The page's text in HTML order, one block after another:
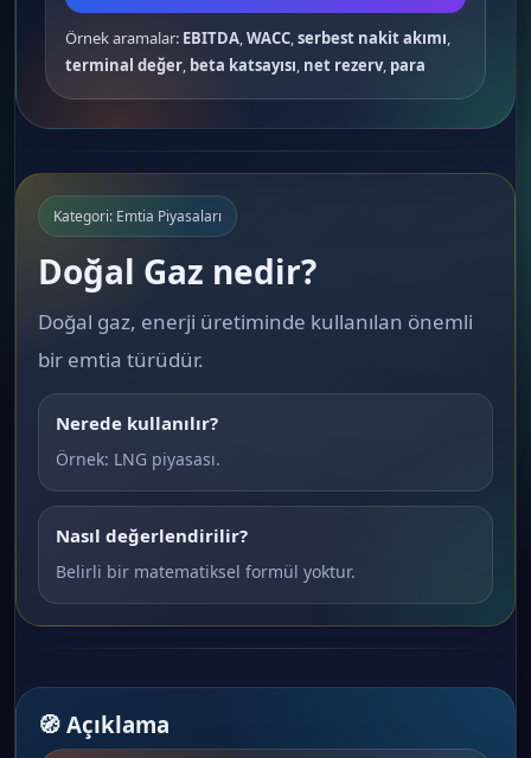
Örnek aramalar: EBITDA,WACC,serbest nakit akımı,
terminal değer, beta katsayısı, net rezerv, para
Kategori: Emtia Piyasaları
Doğal Gaz nedir?
Doğal gaz, enerji üretiminde kullanılan önemli
bir emtia türüdür.
Nerede kullanılır?
Örnek: LNG piyasası.
Nasıl değerlendirilir?
Belirli bir matematiksel formül yoktur.
🧭 Açıklama